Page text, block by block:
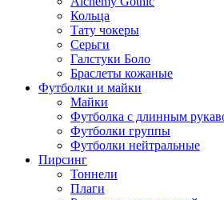
Кольца
Тату чокеры
Серьги
Галстуки Боло
Браслеты кожаные
Футболки и майки
Майки
Футболка с длинным
Футболки группы
Футболки нейтральные
Пирсинг
Тоннели
Плаги